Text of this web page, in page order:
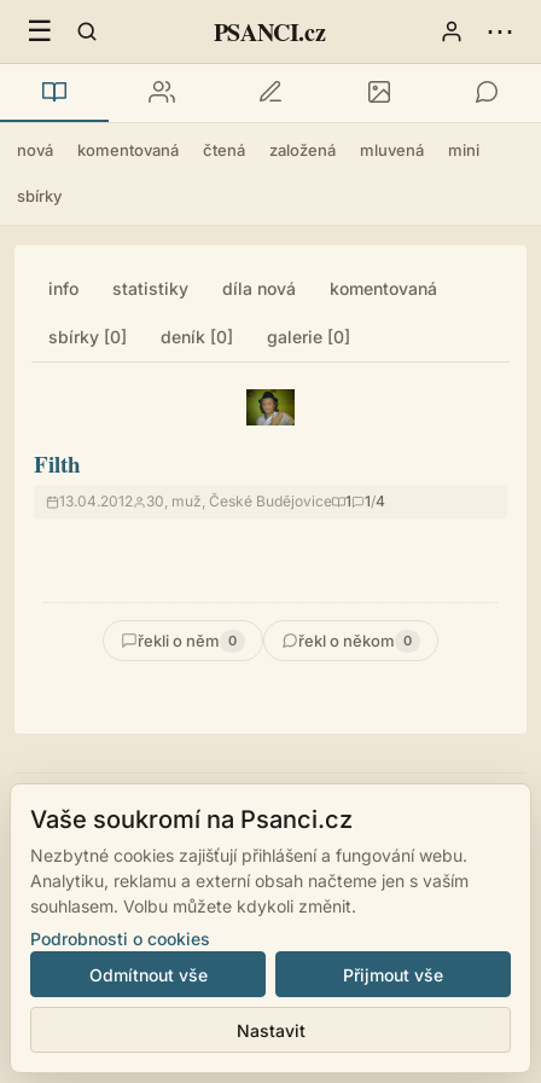
☰ PSANCI.cz ⋯
nová komentovaná čtená založená mluvená mini
sbírky
info statistiky díla nová komentovaná
sbírky [0] deník [0] galerie [0]
Filth
13.04.2012 30, muž, České Budějovice 1 1/4
řekli o něm 0 řekl o někom 0
© 2007 - 2026psanci.cz• Nastavení cookies•Facebook
byLUKiO
Vaše soukromí na Psanci.cz
Nezbytné cookies zajišťují přihlášení a fungování webu.
Analytiku, reklamu a externí obsah načteme jen s vaším
souhlasem. Volbu můžete kdykoli změnit.
Podrobnosti o cookies
Odmítnout vše
Nastavit
Přijmout vše